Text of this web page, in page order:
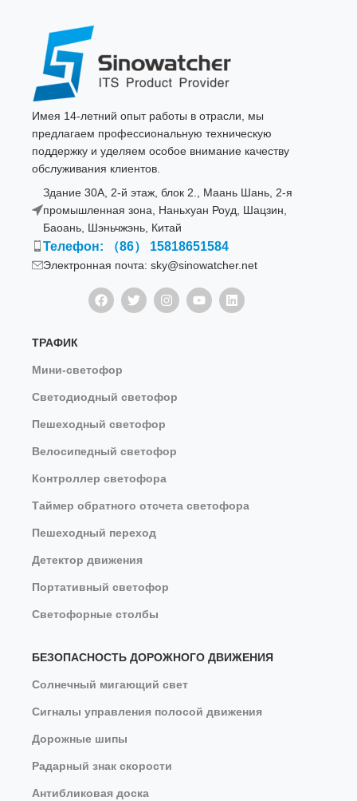
Имея 14-летний опыт работы в отрасли, мы
предлагаем профессиональную техническую
поддержку и уделяем особое внимание качеству
обслуживания клиентов.
Здание 30A, 2-й этаж, блок 2., Маань Шань, 2-я
промышленная зона, Наньхуан Роуд, Шацзин,
Баоань, Шэньчжэнь, Китай
Телефон: （86） 15818651584
Электронная почта: sky@sinowatcher.net
ТРАФИК
Мини-светофор
Светодиодный светофор
Пешеходный светофор
Велосипедный светофор
Контроллер светофора
Таймер обратного отсчета светофора
Пешеходный переход
Детектор движения
Портативный светофор
Светофорные столбы
БЕЗОПАСНОСТЬ ДОРОЖНОГО ДВИЖЕНИЯ
Солнечный мигающий свет
Сигналы управления полосой движения
Дорожные шипы
Радарный знак скорости
Антибликовая доска